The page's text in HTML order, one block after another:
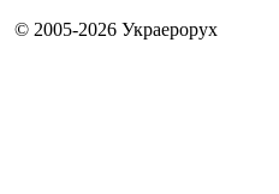
© 2005-2026 Украерорух